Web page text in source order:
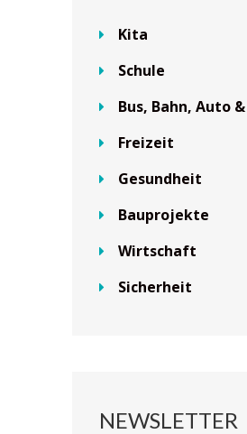
Kita
Schule
Bus, Bahn, Auto
Freizeit
Gesundheit
Bauprojekte
Wirtschaft
Sicherheit
NEWSLETTER